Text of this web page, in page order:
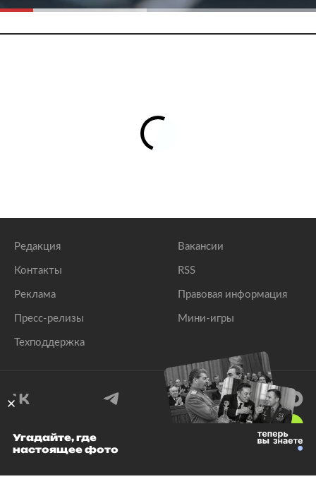
Редакция
Контакты
Реклама
Пресс-релизы
Техподдержка
Вакансии
RSS
Правовая информация
Мини-игры
© 1999–2026 Все права защищены.
Угадайте, где
настоящее фото